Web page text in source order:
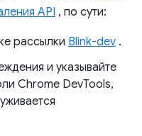
API , по сути:
рассылки Blink-dev .
и указывайте
Chrome DevTools,